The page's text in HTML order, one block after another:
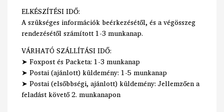
ELKÉSZÍTÉSI IDŐ:
A szükséges információk beérkezésétől, és a végösszeg
rendezésétől számított 1-3 munkanap.
VÁRHATÓ SZÁLLÍTÁSI IDŐ:
➤ Foxpost és Packeta: 1-3 munkanap
➤ Postai (ajánlott) küldemény: 1-5 munkanap
➤ Postai (elsőbbségi, ajánlott) küldemény: Jellemzően a
feladást követő 2. munkanapon